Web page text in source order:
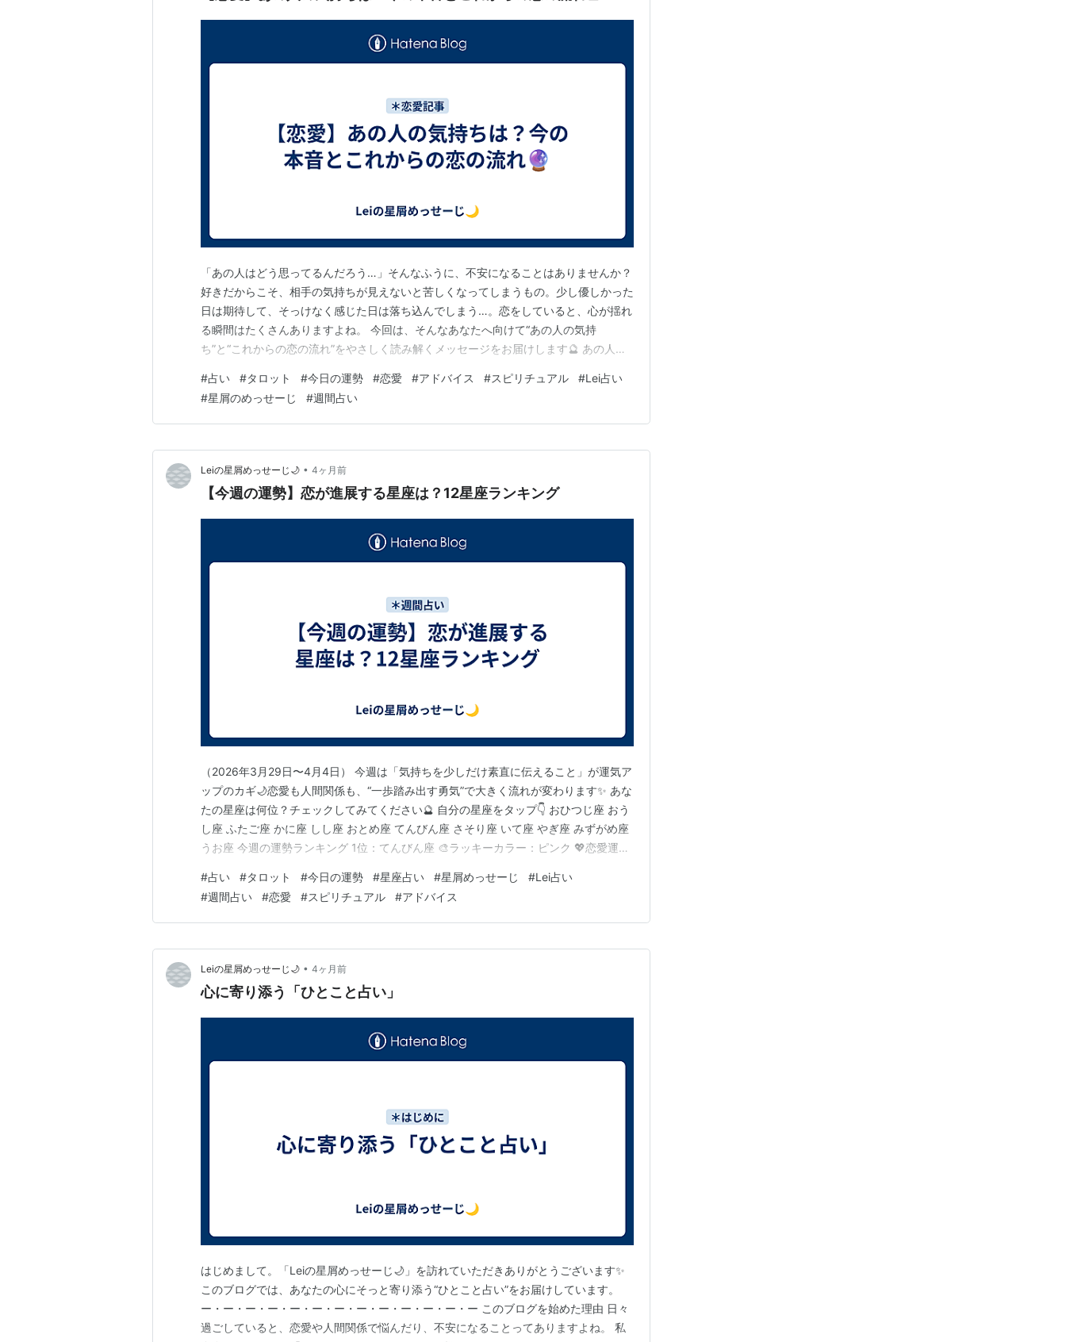
「あの人はどう思ってるんだろう…」そんなふうに、不安になることはありませんか？
好きだからこそ、相手の気持ちが見えないと苦しくなってしまうもの。少し優しかった
日は期待して、そっけなく感じた日は落ち込んでしまう…。恋をしていると、心が揺れ
る瞬間はたくさんありますよね。 今回は、そんなあなたへ向けて“あの人の気持
ち”と“これからの恋の流れ”をやさしく読み解くメッセージをお届けします🔮 あの人の
気持ちを持っている可能性があります。 ただ、その想いをわかりやすく言葉や態度に
出すのが得意ではないのかもしれません。そのため、あな…
#占い #タロット #今日の運勢 #恋愛 #アドバイス #スピリチュアル #Lei占い
#星屑のめっせーじ #週間占い
Leiの星屑めっせーじ🌙 • 4ヶ月前
【今週の運勢】恋が進展する星座は？12星座ランキング
（2026年3月29日〜4月4日） 今週は「気持ちを少しだけ素直に伝えること」が運気ア
ップのカギ🌙恋愛も人間関係も、“一歩踏み出す勇気”で大きく流れが変わります✨ あな
たの星座は何位？チェックしてみてください🔮 自分の星座をタップ👇 おひつじ座 おう
し座 ふたご座 かに座 しし座 おとめ座 てんびん座 さそり座 いて座 やぎ座 みずがめ座
うお座 今週の運勢ランキング 1位：てんびん座 🎨ラッキーカラー：ピンク 💖恋愛運が
能性があります。 👉アドバイス今週はタイミングがとても良いので、少し勇気を出し
て行動を。軽い言葉…
#占い #タロット #今日の運勢 #星座占い #星屑めっせーじ #Lei占い
#週間占い #恋愛 #スピリチュアル #アドバイス
Leiの星屑めっせーじ🌙 • 4ヶ月前
心に寄り添う「ひとこと占い」
はじめまして。「Leiの星屑めっせーじ🌙」を訪れていただきありがとうございます✨
このブログでは、あなたの心にそっと寄り添う“ひとこと占い”をお届けしています。
ー・ー・ー・ー・ー・ー・ー・ー・ー・ー・ー・ー・ー このブログを始めた理由 日々
過ごしていると、恋愛や人間関係で悩んだり、不安になることってありますよね。 私